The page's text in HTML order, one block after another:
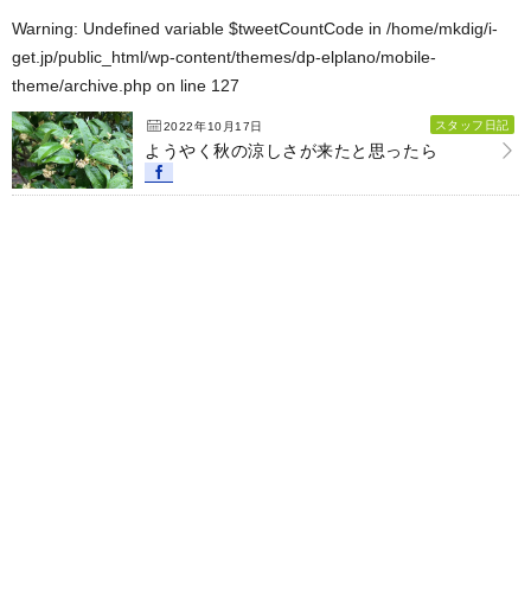
Warning: Undefined variable $tweetCountCode in /home/mkdig/i-
get.jp/public_html/wp-content/themes/dp-elplano/mobile-
theme/archive.php on line 127
2022年10月17日 スタッフ日記
ようやく秋の涼しさが来たと思ったら